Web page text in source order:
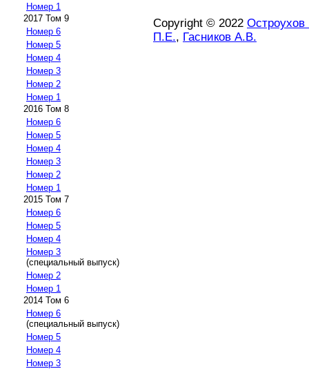
Номер 1
2017 Том 9
Номер 6
Номер 5
Номер 4
Номер 3
Номер 2
Номер 1
2016 Том 8
Номер 6
Номер 5
Номер 4
Номер 3
Номер 2
Номер 1
2015 Том 7
Номер 6
Номер 5
Номер 4
Номер 3
(специальный выпуск)
Номер 2
Номер 1
2014 Том 6
Номер 6
(специальный выпуск)
Номер 5
Номер 4
Номер 3
Copyright © 2022
П.Е., Гасников А.В.